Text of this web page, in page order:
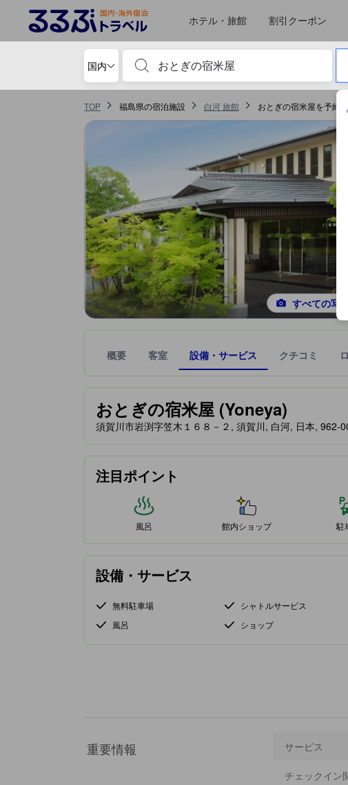
ホテル・旅館 割引クーポン
国内
宿泊施設名やキーワードを入力し、矢印キーやタブ
エ
TOP 福島県の宿泊施設 白河 旅館 おとぎの宿米屋を予約す
すべての写
概要 客室 設備・サービス クチコミ
おとぎの宿米屋 (Yoneya)
tooltip
星評価は、提携サイトから受け取った情報であり、宿泊施
須賀川市岩渕字笠木１６８－２, 須賀川, 白河, 日本, 962-
注目ポイント
風呂 館内ショップ 駐
設備・サービス
無料駐車場 シャトルサービス
風呂
ショップ
重要情報 サービス
チェックイン
るるぶトラベルに掲載されているクチコミは実際に予約をし、宿泊を終えたゲ